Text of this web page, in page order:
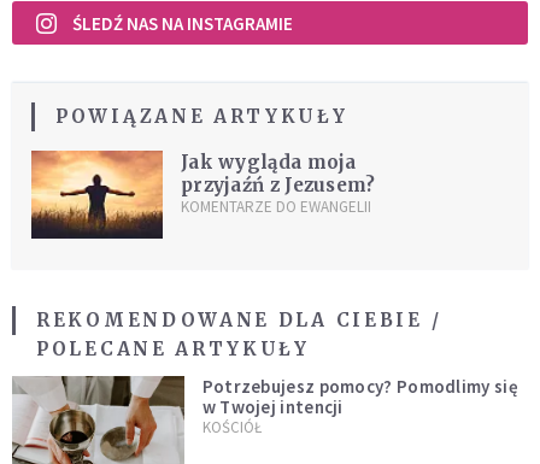
ŚLEDŹ NAS NA INSTAGRAMIE
POWIĄZANE ARTYKUŁY
Jak wygląda moja
przyjaźń z Jezusem?
KOMENTARZE DO EWANGELII
REKOMENDOWANE DLA CIEBIE /
POLECANE ARTYKUŁY
Potrzebujesz pomocy? Pomodlimy się
w Twojej intencji
KOŚCIÓŁ